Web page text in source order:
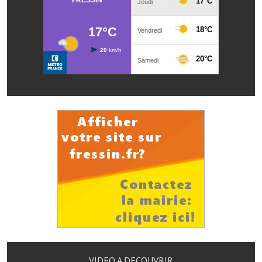
Démarches administratives
Urbanisme
Etablissements scolaires
Equipements sportifs
Commerces et professions libérales